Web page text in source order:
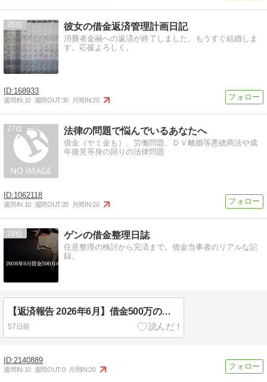
26 彼女の借金返済管理計画日記
消費者金融への返済が終了しました。もうすぐ結婚しま
す。応援よろしく。
168933
週間IN:10 週間OUT:30 月間IN:20
27 法律の問題で悩んでいるあなたへ
借金（ヤミ金も）、労働問題、ＤＶ離婚等悪徳商法や成
年後見等身の回りの法律問題
1062118
週間IN:10 週間OUT:20 月間IN:20
28 ゲンの借金整理日誌
任意整理の検討から完済まで。借金当事者のリアルな記
録。
【返済報告 2026年6月】借金500万の現在地｜今月返した額と残高を全部見せる
57日前
2140889
週間IN:10 週間OUT:0 月間IN:20